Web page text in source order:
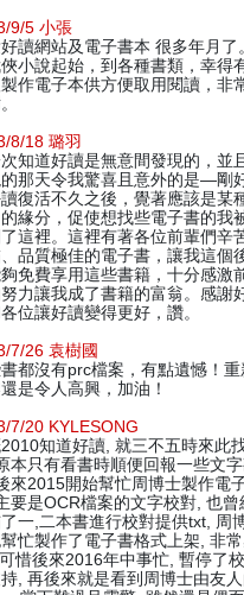
9/5 小張
讀網站及電子書本 很多年月了。
小說起始，到各種書類，幸得
作電子本供方便取用閱讀，非
8/18 璐羽
知道好讀是無意間發現的，並且
那天令我驚喜且意外的是—剛
復活不久之後，覺著應該是某
緣分，促使想找些電子書的我
這裡。這裡有著各位前輩們辛
品質極佳的電子書，讓我這個
夠免費享用這些書籍，十分感激
努力讓我成了書籍的富翁。感謝
位讓好讀變得更好，讚。
7/26 袁樹國
都沒有prc檔案，有點遺憾！重
還是令人高興，加油！
7/20 KYLESONG
知道好讀, 就三不五時來此
本只有看書時順便回報一些文
來2015開始幫忙周博士製作電
要是OCR檔案的文字校對, 也曾
一,二本書進行校對提供txt, 周
忙製作了電子書格式上架, 非
惜後來2016年中事忙, 暫停了
, 再後來就是看到周博士由友